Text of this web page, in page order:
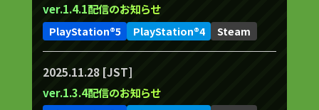
ver.1.4.1配信のお知らせ
PlayStation®5 PlayStation®4 Steam
2025.11.28 [JST]
ver.1.3.4配信のお知らせ